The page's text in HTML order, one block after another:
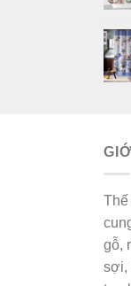
Thế
gỗ,
sợi,